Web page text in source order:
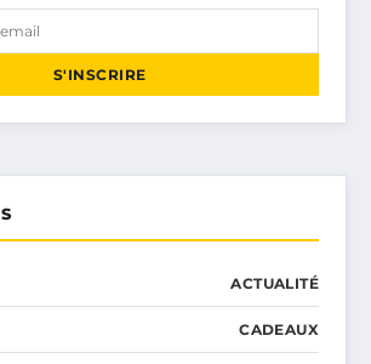
S'INSCRIRE
ACTUALITÉ
CADEAUX